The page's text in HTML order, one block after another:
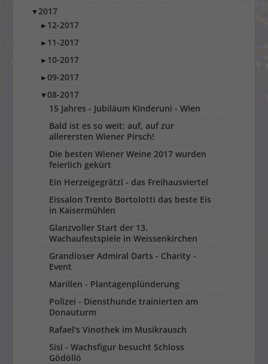
▼2017
► 12-2017
► 11-2017
► 10-2017
►09-2017
▼08-2017
15 Jahres - Jubiläum Kinderuni - Wien
Bald ist es so weit: auf, auf zur
allerersten Wiener Pirsch!
Die besten Wiener Weine 2017 wurden
feierlich gekürt
Ein Herzeigegrätzl - das Freihausviertel
Eissalon Trento Bortolotti das beste Eis
in Kaisermühlen
Glanzvoller Start der 13.
Wachaufestspiele in Weissenkirchen
Grandioser Admiral Darts - Charity -
Event
Marillen - Plantagenplünderung
Polizei - Diensthunde trainierten am
Donauturm
Rafael's Vinothek im Musikrausch
Sisi - Wachsfigur besucht Schloss
Gödöllö